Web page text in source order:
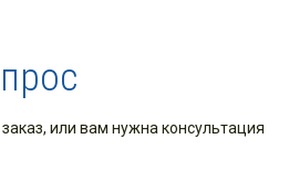
или вам нужна консультация